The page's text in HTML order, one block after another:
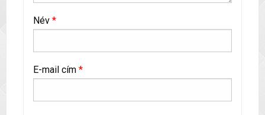
Név *
E-mail cím *